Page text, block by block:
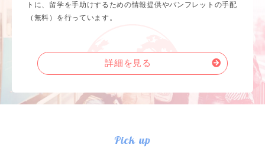
トに、留学を手助けするための情報提供やパンフレットの手配
（無料）を行っています。
詳細を見る
Pick up